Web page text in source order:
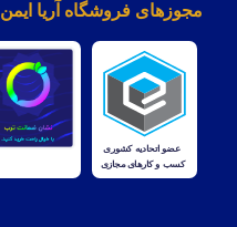
مجوزهای فروشگاه آریا ایمن